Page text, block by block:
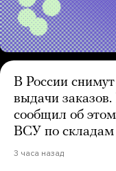
В России
выдачи
сообщил об
ВСУ по
3 часа назад